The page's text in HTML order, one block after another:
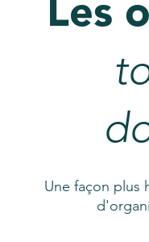
Les
Une façon plus